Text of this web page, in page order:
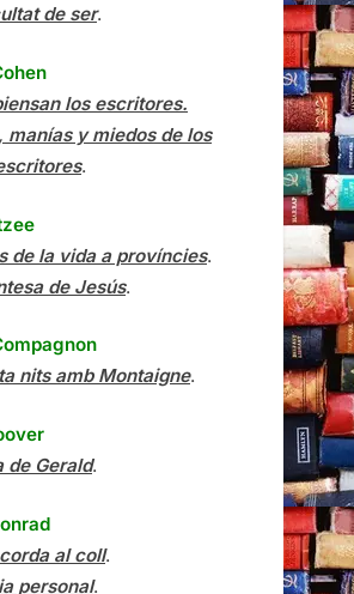
de ser.
los escritores.
manías y miedos de los
.
de la vida a províncies.
de Jesús.
nits amb Montaigne.
de Gerald.
al coll.
personal.